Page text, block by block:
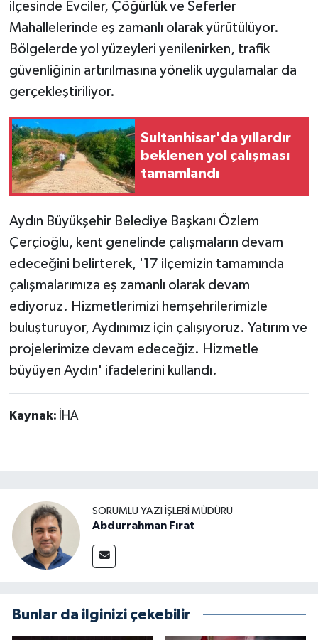
ilçesinde Evciler, Çöğürlük ve Seferler
Mahallelerinde eş zamanlı olarak yürütülüyor.
Bölgelerde yol yüzeyleri yenilenirken, trafik
güvenliğinin artırılmasına yönelik uygulamalar da
gerçekleştiriliyor.
Sultanhisar'da yıllardır
beklenen yol çalışması
tamamlandı
Aydın Büyükşehir Belediye Başkanı Özlem
Çerçioğlu, kent genelinde çalışmaların devam
edeceğini belirterek, '17 ilçemizin tamamında
çalışmalarımıza eş zamanlı olarak devam
ediyoruz. Hizmetlerimizi hemşehrilerimizle
buluşturuyor, Aydınımız için çalışıyoruz. Yatırım ve
projelerimize devam edeceğiz. Hizmetle
büyüyen Aydın' ifadelerini kullandı.
Kaynak: İHA
SORUMLU YAZI İŞLERI MÜDÜRÜ
Abdurrahman Fırat
Bunlar da ilginizi çekebilir